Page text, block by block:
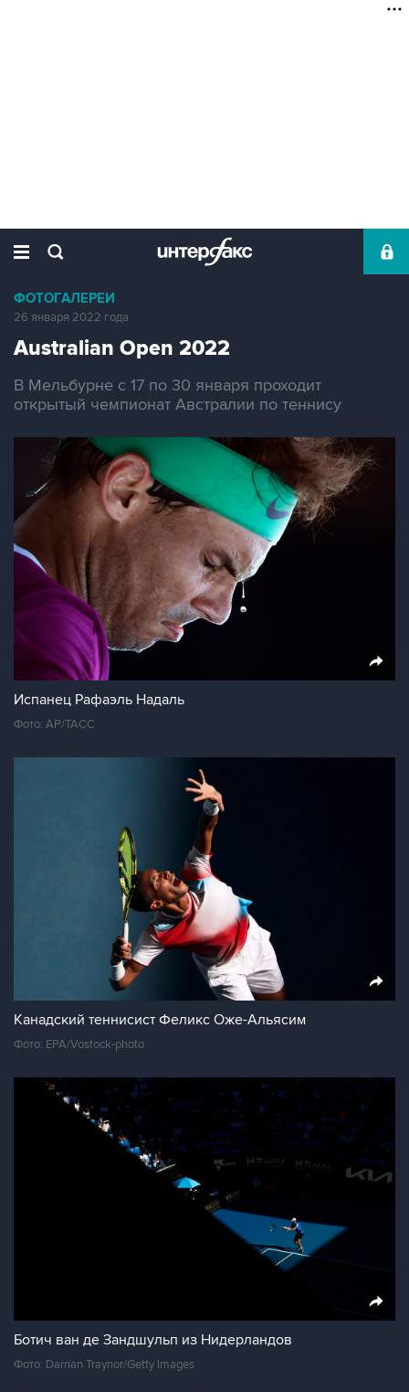
ФОТОГАЛЕРЕИ
26 января 2022 года
Australian Open 2022
В Мельбурне с 17 по 30 января проходит
открытый чемпионат Австралии по теннису
Испанец Рафаэль Надаль
Фото: АР/ТАСС
Канадский теннисист Феликс Оже-Альясим
Фото: EPA/Vostock-photo
Ботич ван де Зандшульп из Нидерландов
Фото: Darrian Traynor/Getty Images